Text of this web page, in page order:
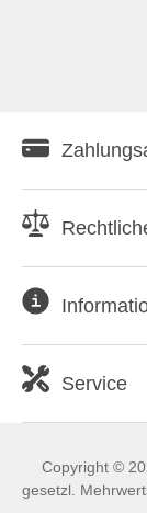
Service
Copyright ©
gesetzl.